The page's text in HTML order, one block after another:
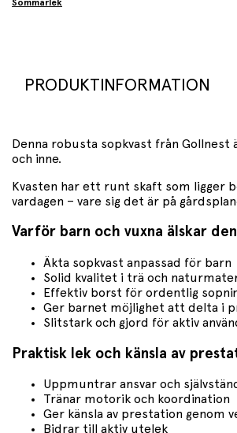
Sommarlek
PRODUKTINFORMATION
Denna robusta sopkvast från Gollnest
och inne.
Kvasten har ett runt skaft som ligger
vardagen – vare sig det är på
Varför barn och vuxna älskar
Äkta sopkvast anpassad för barn
Solid kvalitet i trä och
Effektiv borst för ordentlig
Ger barnet möjlighet att delta i
Slitstark och gjord för aktiv
Praktisk lek och känsla av
Uppmuntrar ansvar och
Tränar motorik och koordination
Ger känsla av prestation genom
Bidrar till aktiv utelek